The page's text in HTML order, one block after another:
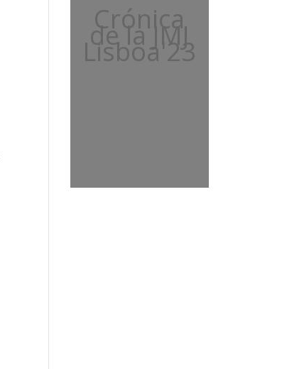
Crónica
de la JMJ
Lisboa'23